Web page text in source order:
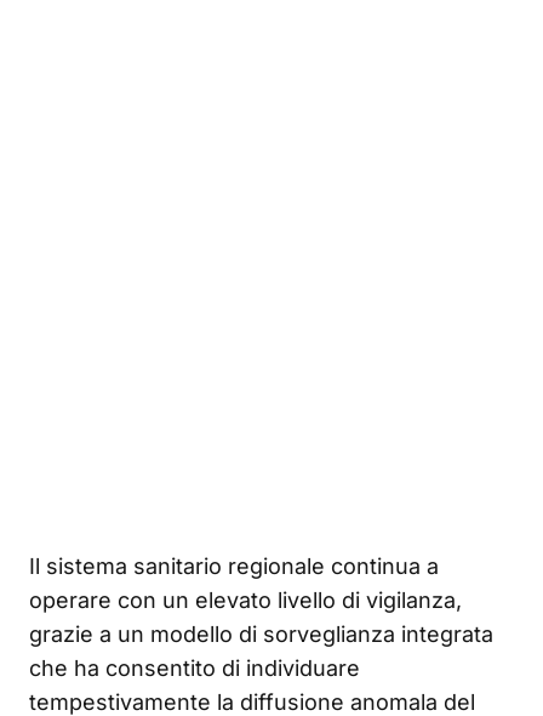
Il sistema sanitario regionale continua a
operare con un elevato livello di vigilanza,
grazie a un modello di sorveglianza integrata
che ha consentito di individuare
tempestivamente la diffusione anomala del